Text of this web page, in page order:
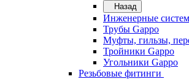
Назад
Инженерные
Трубы Gappo
Муфты, гильзы,
Тройники Gappo
Угольники Gappo
Резьбовые фитинги